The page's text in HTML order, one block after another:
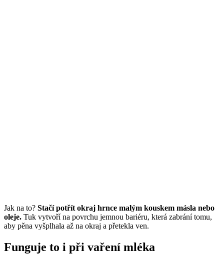
Jak na to? Stačí potřít okraj hrnce malým kouskem másla nebo
oleje. Tuk vytvoří na povrchu jemnou bariéru, která zabrání tomu,
aby pěna vyšplhala až na okraj a přetekla ven.
Funguje to i při vaření mléka